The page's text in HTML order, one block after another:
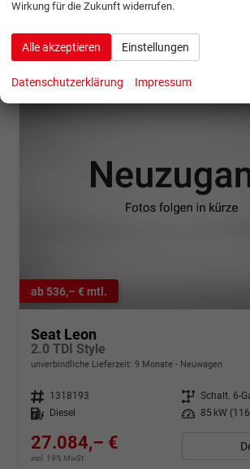
CO2 -Klasse:D
ab 536,– € mtl.
Seat Leon
2.0 TDI Style
unverbindliche Lieferzeit: 9 Monate Neuwagen
Fahrzeugnr. 1318193 Getriebe Schalt. 6-
Kraftstoff
Diesel Leistung 85 kW
27.084,– €
incl. 19% MwSt.
Wirkung für die Zukunft widerrufen.
Alle akzeptieren Einstellungen
Datenschutzerklärung Impressum